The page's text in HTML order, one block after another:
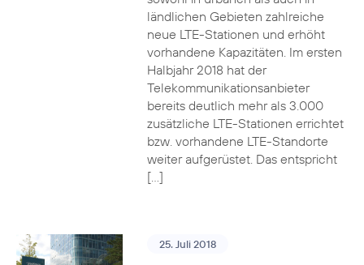
ländlichen Gebieten zahlreiche
neue LTE-Stationen und erhöht
vorhandene Kapazitäten. Im ersten
Halbjahr 2018 hat der
Telekommunikationsanbieter
bereits deutlich mehr als 3.000
zusätzliche LTE-Stationen errichtet
bzw. vorhandene LTE-Standorte
weiter aufgerüstet. Das entspricht
[…]
25. Juli 2018